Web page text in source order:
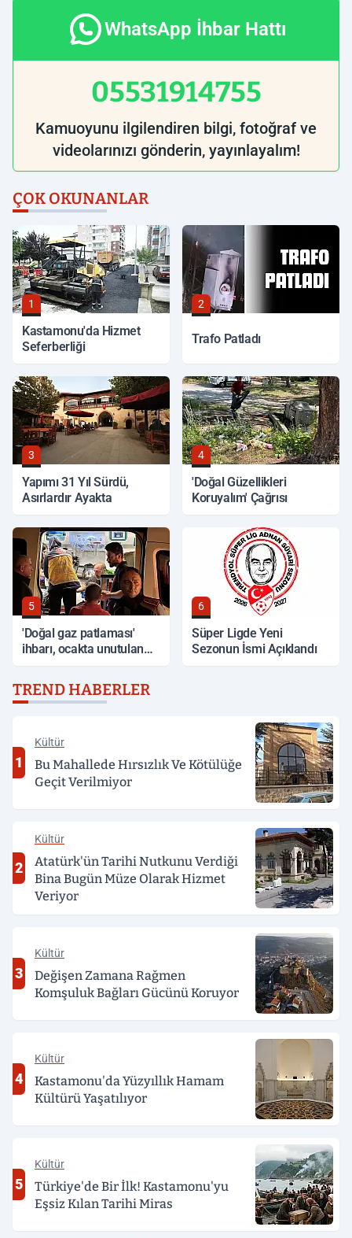
WhatsApp İhbar Hattı
05531914755
Kamuoyunu ilgilendiren bilgi, fotoğraf ve
videolarınızı gönderin, yayınlayalım!
ÇOK OKUNANLAR
1
Kastamonu'da Hizmet
Seferberliği
2
Trafo Patladı
3
Yapımı 31 Yıl Sürdü,
Asırlardır Ayakta
4
'Doğal Güzellikleri
Koruyalım' Çağrısı
5
'Doğal gaz patlaması'
ihbarı, ocakta unutulan
6
Süper Ligde Yeni
Sezonun İsmi Açıklandı
TREND HABERLER
1
Kültür
Bu Mahallede Hırsızlık Ve Kötülüğe
Geçit Verilmiyor
2
Kültür
Atatürk'ün Tarihi Nutkunu Verdiği
Bina Bugün Müze Olarak Hizmet
Veriyor
3
Kültür
Değişen Zamana Rağmen
Komşuluk Bağları Gücünü Koruyor
4
Kültür
Kastamonu'da Yüzyıllık Hamam
Kültürü Yaşatılıyor
5
Kültür
Türkiye'de Bir İlk! Kastamonu'yu
Eşsiz Kılan Tarihi Miras